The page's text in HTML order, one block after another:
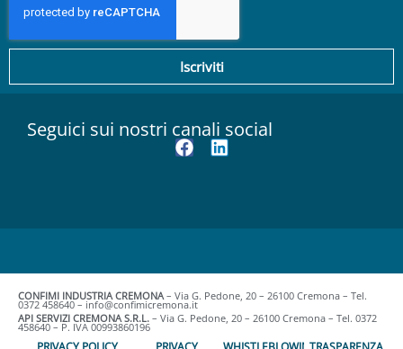
Iscriviti
Seguici sui nostri canali social
CONFIMI INDUSTRIA CREMONA– Via G. Pedone, 20 – 26100 Cremona – Tel.
0372 458640 – info@confimicremona.it
API SERVIZI CREMONA S.R.L. – Via G. Pedone, 20 – 26100 Cremona – Tel. 0372
458640 – P. IVA 00993860196